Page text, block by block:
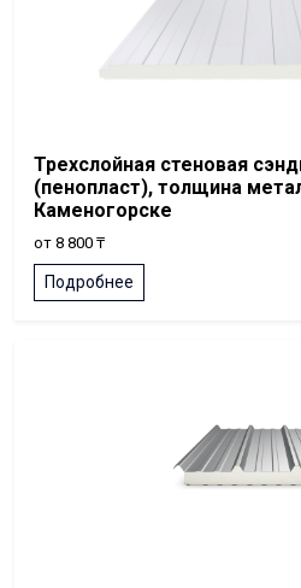
Трехслойная стеновая
(пенопласт), толщина
Каменогорске
от 8 800 ₸
Подробнее